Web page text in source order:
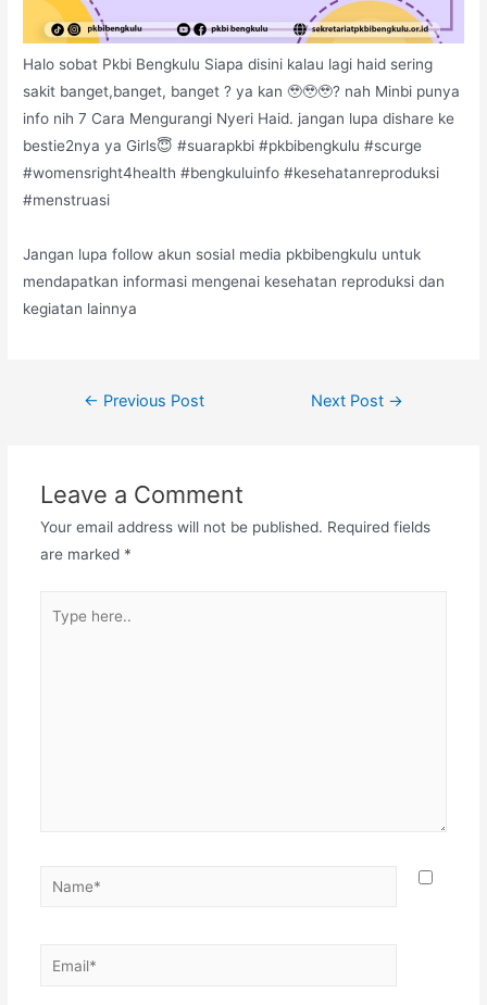
Halo sobat Pkbi Bengkulu Siapa disini kalau lagi haid sering
sakit banget,banget, banget ? ya kan 🥹🥹🥹? nah Minbi punya
info nih 7 Cara Mengurangi Nyeri Haid. jangan lupa dishare ke
bestie2nya ya Girls😇 #suarapkbi #pkbibengkulu #scurge
#womensright4health #bengkuluinfo #kesehatanreproduksi
#menstruasi
Jangan lupa follow akun sosial media pkbibengkulu untuk
mendapatkan informasi mengenai kesehatan reproduksi dan
kegiatan lainnya
Post← Previous Post Next Post →
Leave a Comment
Your email address will not be published. Required fields
are marked *
here..
Name*
Email*